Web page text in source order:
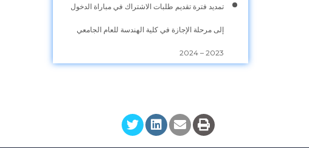
تمديد فترة تقديم طلبات الاشتراك في مباراة الدخول
إلى مرحلة الإجازة في كلية الهندسة للعام الجامعي
2023 – 2024